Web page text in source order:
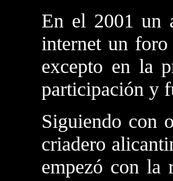
En el 2001 un
internet un foro
excepto en la
participación y
Siguiendo con
criadero
empezó con la